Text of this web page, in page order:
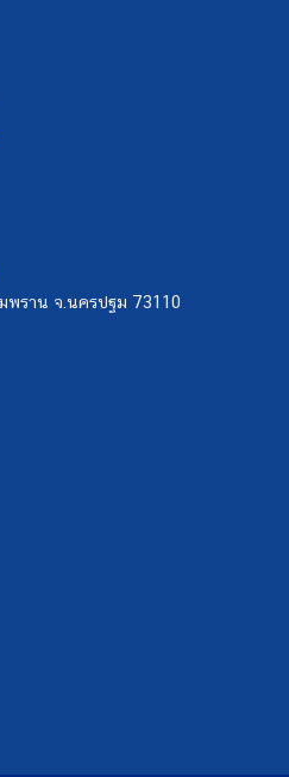
พราน จ.นครปฐม 73110